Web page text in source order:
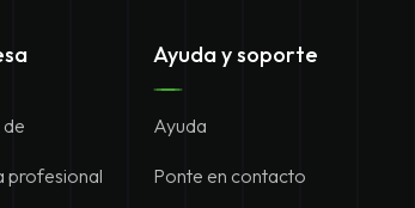
profesional
Ayuda y soporte
Ayuda
Ponte en contacto